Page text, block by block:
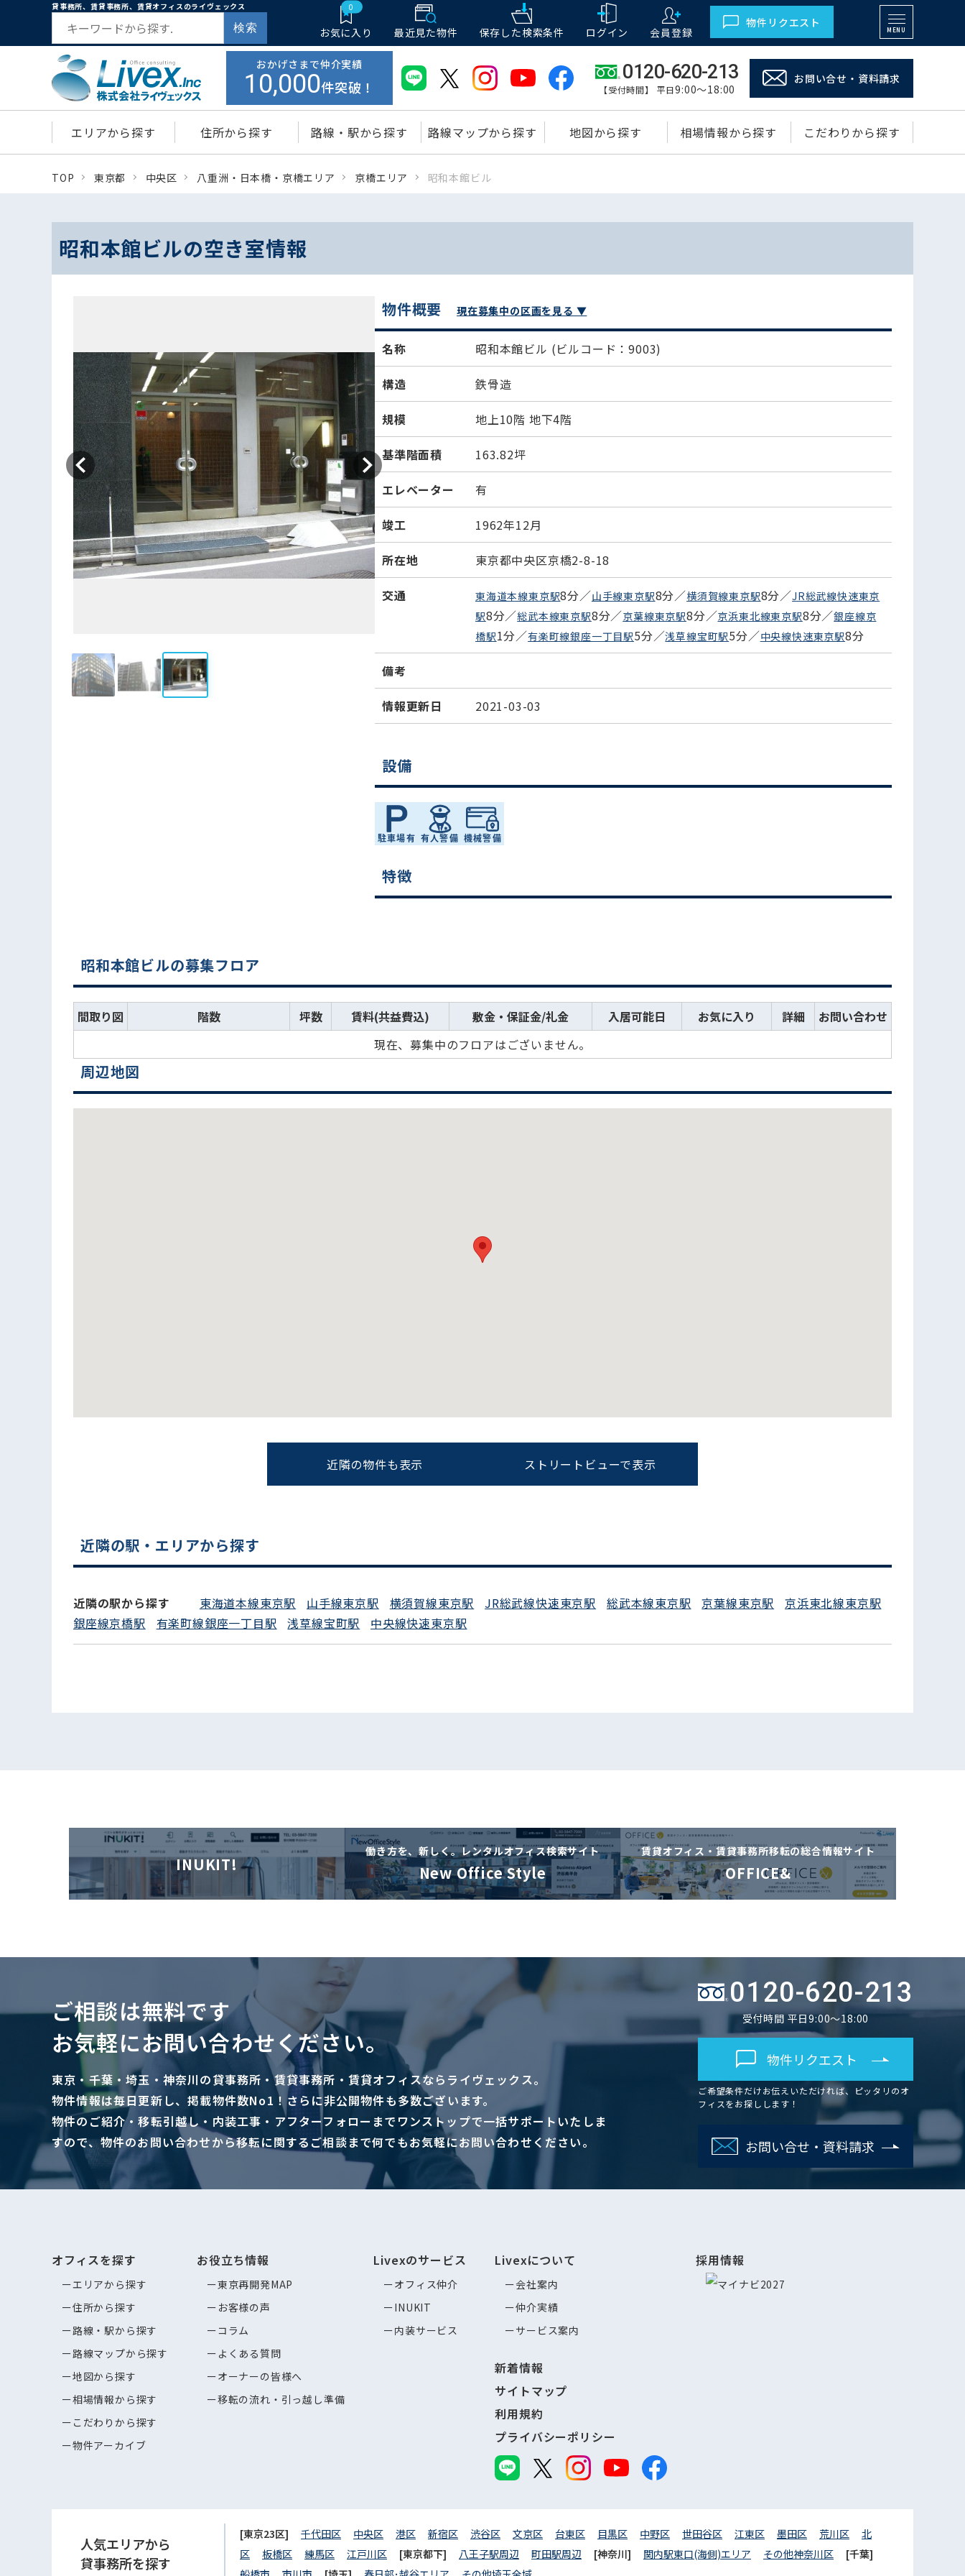
貸事務所、賃貸事務所、賃貸オフィスのライヴェックス
検索
0
お気に入り 最近見た物件 保存した検索条件 ログイン 会員登録
物件リクエスト
MENU
おかげさまで仲介実績
10,000件突破！
0120-620-213
【受付時間】 平日9:00～18:00
お問い合せ・資料請求
エリアから探す 住所から探す 路線・駅から探す 路線マップから探す 地図から探す 相場情報から探す こだわりから探す
TOP 東京都 中央区 八重洲・日本橋・京橋エリア 京橋エリア 昭和本館ビル
昭和本館ビルの空き室情報
物件概要 現在募集中の区画を見る ▼
名称 昭和本館ビル (ビルコード：9003)
構造 鉄骨造
規模 地上10階 地下4階
基準階面積 163.82坪
エレベーター 有
竣工 1962年12月
所在地 東京都中央区京橋2-8-18
交通 東海道本線東京駅8分／山手線東京駅8分／横須賀線東京駅8分／JR総武線快速東京
駅8分／総武本線東京駅8分／京葉線東京駅8分／京浜東北線東京駅8分／銀座線京
橋駅1分／有楽町線銀座一丁目駅5分／浅草線宝町駅5分／中央線快速東京駅8分
備考
情報更新日 2021-03-03
設備
特徴
昭和本館ビルの募集フロア
間取り図 階数 坪数 賃料(共益費込) 敷金・保証金/礼金 入居可能日 お気に入り 詳細
お問い合わせ
現在、募集中のフロアはございません。
スムーズにご案内できます
周辺地図
近隣の物件も表示 ストリートビューで表示
近隣の駅・エリアから探す
近隣の駅から探す 東海道本線東京駅 山手線東京駅 横須賀線東京駅 JR総武線快速東京駅 総武本線東京駅 京葉線東京駅
京浜東北線東京駅
銀座線京橋駅
有楽町線銀座一丁目駅 浅草線宝町駅 中央線快速東京駅
INUKIT!
働き方を、新しく。レンタルオフィス検索サイト
New Office Style
賃貸オフィス・賃貸事務所移転の総合情報サイト
OFFICE&
ご相談は無料です
お気軽にお問い合わせください。
東京・千葉・埼玉・神奈川の貸事務所・賃貸事務所・賃貸オフィスならライヴェックス。
物件情報は毎日更新し、掲載物件数No1！さらに非公開物件も多数ございます。
物件のご紹介・移転引越し・内装工事・アフターフォローまでワンストップで一括サポートいたしま
すので、物件のお問い合わせから移転に関するご相談まで何でもお気軽にお問い合わせください。
0120-620-213
受付時間 平日9:00～18:00
物件リクエスト
ご希望条件だけお伝えいただければ、ピッタリのオ
フィスをお探しします！
お問い合せ・資料請求
オフィスを探す
エリアから探す
住所から探す
路線・駅から探す
路線マップから探す
地図から探す
相場情報から探す
こだわりから探す
物件アーカイブ
お役立ち情報
東京再開発MAP
お客様の声
コラム
よくある質問
オーナーの皆様へ
移転の流れ・引っ越し準備
Livexのサービス
オフィス仲介
INUKIT
内装サービス
Livexについて
会社案内
仲介実績
サービス案内
新着情報
サイトマップ
利用規約
プライバシーポリシー
採用情報
人気エリアから
貸事務所を探す
[東京23区] 千代田区 中央区 港区 新宿区 渋谷区 文京区 台東区 目黒区 中野区 世田谷区 江東区 墨田区 荒川区
北
区
板橋区 練馬区 江戸川区 [東京都下] 八王子駅周辺 町田駅周辺 [神奈川] 関内駅東口(海側)エリア その他神奈川区
[千葉]